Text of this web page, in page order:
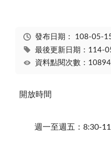
發布日期： 108-05-
最後更新日期：114-
資料點閱次數：10894
開放時間
週一至週五：8:30-